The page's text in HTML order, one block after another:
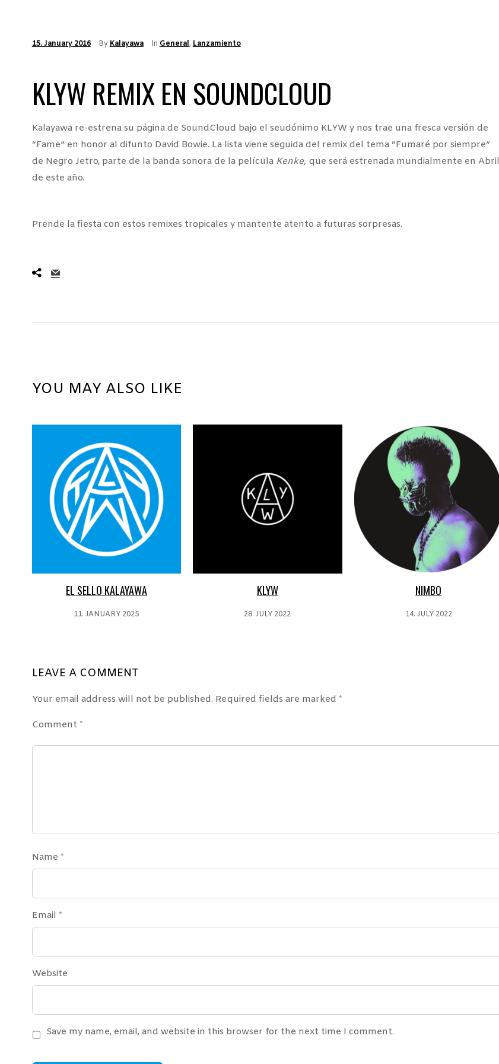
15. January 2016 By Kalayawa In General, Lanzamiento
KLYW REMIX EN SOUNDCLOUD
Kalayawa re-estrena su página de SoundCloud bajo el seudónimo KLYW y nos trae una fresca versión de
“Fame” en honor al difunto David Bowie. La lista viene seguida del remix del tema “Fumaré por siempre”
de Negro Jetro, parte de la banda sonora de la película Kenke, que será estrenada mundialmente en Abril
de este año.
Prende la fiesta con estos remixes tropicales y mantente atento a futuras sorpresas.
YOU MAY ALSO LIKE
EL SELLO KALAYAWA
11. JANUARY 2025
KLYW
28. JULY 2022
NIMBO
14. JULY 2022
LEAVE A COMMENT
Your email address will not be published. Required fields are marked *
Comment *
Name *
Email *
Website
Save my name, email, and website in this browser for the next time I comment.